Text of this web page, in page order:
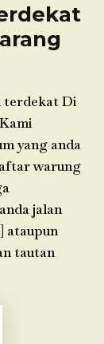
terdekat Di
yang anda
warung
jalan
ataupun
tautan